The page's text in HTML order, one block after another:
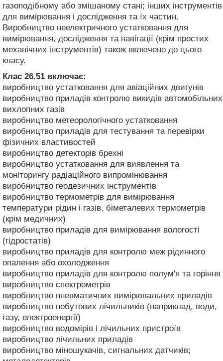
газоподібному або змішаному стані; інших інструментів
для вимірювання і дослідження та їх частин.
Виробництво неелектричного устатковання для
вимірювання, дослідження та навігації (крім простих
механічних інструментів) також включено до цього
класу.
Клас 26.51 включає:
виробництво устатковання для авіаційних двигунів
виробництво приладів контролю викидів автомобільних
вихлопних газів
виробництво метеорологічного устатковання
виробництво приладів для тестування та перевірки
фізичних властивостей
виробництво детекторів брехні
виробництво устатковання для виявлення та
моніторингу радіаційного випромінювання
виробництво геодезичних інструментів
виробництво термометрів для вимірювання
температури рідин і газів, біметалевих термометрів
(крім медичних)
виробництво приладів для вимірювання вологості
(гідростатів)
виробництво приладів для контролю меж рідинного
опалення або охолодження
виробництво приладів для контролю полум'я та горіння
виробництво спектрометрів
виробництво пневматичних вимірювальних приладів
виробництво побутових лічильників (наприклад, води,
газу, електроенергії)
виробництво водомірів і лічильних пристроїв
виробництво лічильних приладів
виробництво міношукачів, сигнальних датчиків;